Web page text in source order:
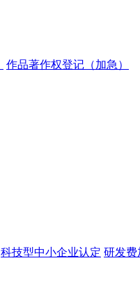
作品著作权登记（加急）
科技型中小企业认定 研发费